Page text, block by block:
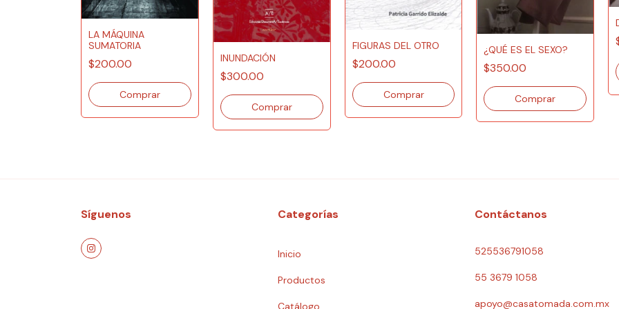
LA MÁQUINA
SUMATORIA
$200.00 INUNDACIÓN
$300.00
FIGURAS DEL OTRO
$200.00
¿QUÉ ES EL SEXO?
$350.00
Síguenos Categorías
Inicio
Productos
Catálogo
Contáctanos
525536791058
55 3679 1058
apoyo@casatomada.com.mx